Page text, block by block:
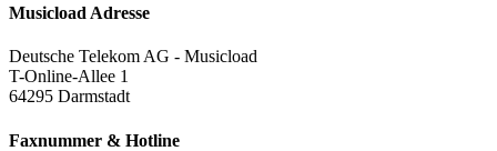
Musicload Adresse
Deutsche Telekom AG - Musicload
T-Online-Allee 1
64295 Darmstadt
Faxnummer & Hotline